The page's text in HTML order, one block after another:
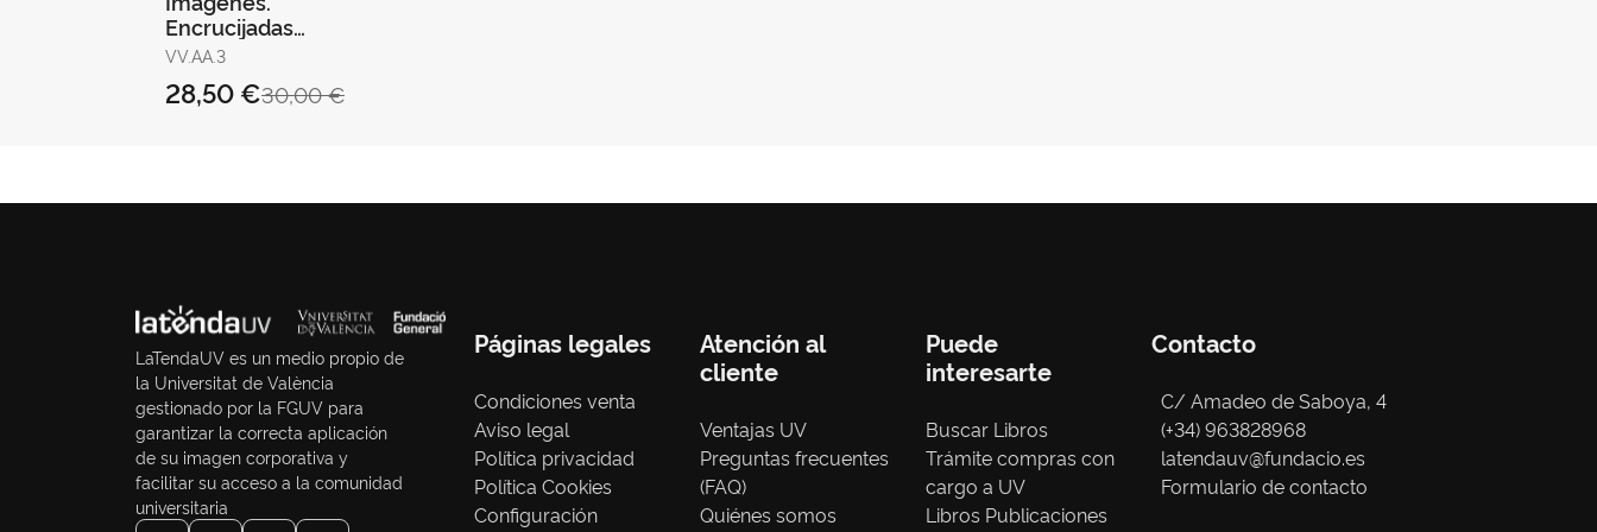
Encrucijadas
Interdisciplinares
VV.AA.3
30,00 €
28,50 €
LaTendaUV es un medio propio de
la Universitat de València
gestionado por la FGUV para
garantizar la correcta aplicación
de su imagen corporativa y
facilitar su acceso a la comunidad
universitaria
Páginas legales
Condiciones venta
Aviso legal
Política privacidad
Política Cookies
Configuración
Atención al
cliente
Ventajas UV
Preguntas frecuentes
(FAQ)
Quiénes somos
Puede
interesarte
Buscar Libros
Trámite compras con
cargo a UV
Libros Publicaciones
Contacto
C/ Amadeo de Saboya, 4
(+34) 963828968
latendauv@fundacio.es
Formulario de contacto